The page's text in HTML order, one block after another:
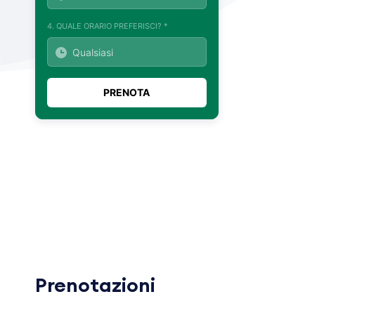
4. QUALE ORARIO PREFERISCI? *
Prenotazioni